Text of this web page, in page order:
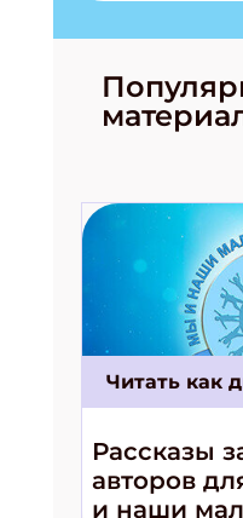
Читать как
Рассказы
авторов
и наши
Подпишись на
Получи
Укажите имя
Укажите Ваш